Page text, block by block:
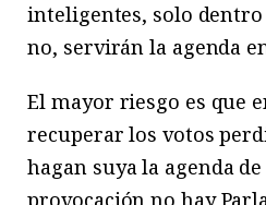
inteligentes, solo dentro
no, servirán la agenda
El mayor riesgo es que
recuperar los votos
hagan suya la agenda de